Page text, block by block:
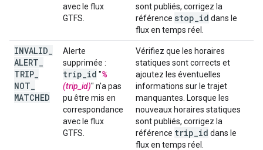
avec le flux
GTFS.
sont publiés, corrigez la
référence stop id dans le
flux en temps réel.
INVALID
ALERT
TRIP
NOT
MATCHED
Alerte
supprimée :
trip id "%
(trip_id)" n'a pas
pu être mis en
correspondance
avec le flux
GTFS.
Vérifiez que les horaires
statiques sont corrects et
ajoutez les éventuelles
informations sur le trajet
manquantes. Lorsque les
nouveaux horaires statiques
sont publiés, corrigez la
référence trip id dans le
flux en temps réel.